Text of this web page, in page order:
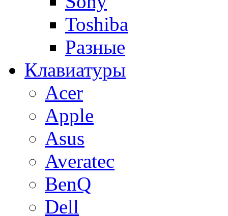
Toshiba
Разные
Клавиатуры
Acer
Apple
Asus
Averatec
BenQ
Dell